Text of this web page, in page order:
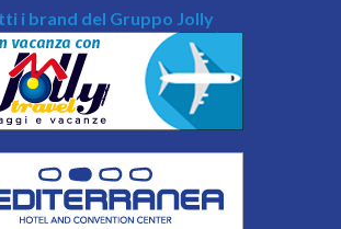
i brand del Gruppo Jolly